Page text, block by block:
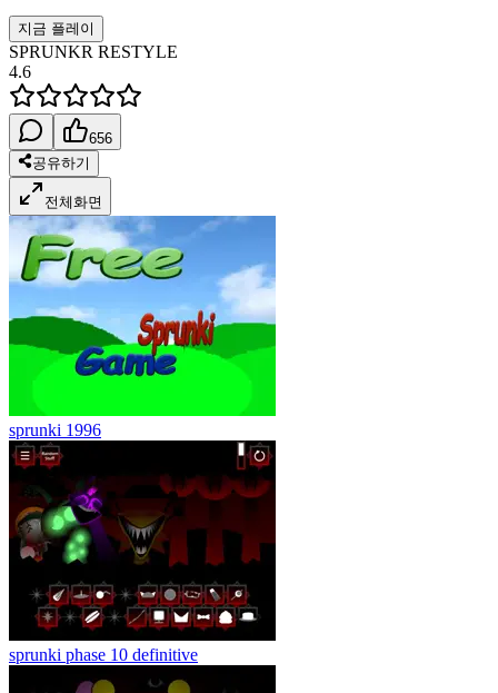
지금 플레이
SPRUNKR RESTYLE
4.6
656
공유하기
전체화면
sprunki 1996
sprunki phase 10 definitive